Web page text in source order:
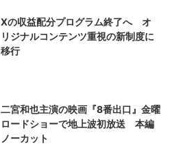
Xの収益配分プログラム終了へ オ
リジナルコンテンツ重視の新制度に
移行
二宮和也主演の映画『8番出口』金曜
ロードショーで地上波初放送 本編
ノーカット